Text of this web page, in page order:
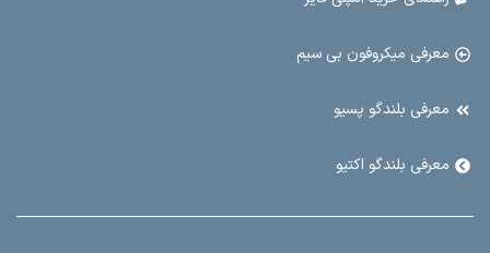
معرفی میکروفون بی سیم
معرفی بلندگو پسیو
معرفی بلندگو اکتیو